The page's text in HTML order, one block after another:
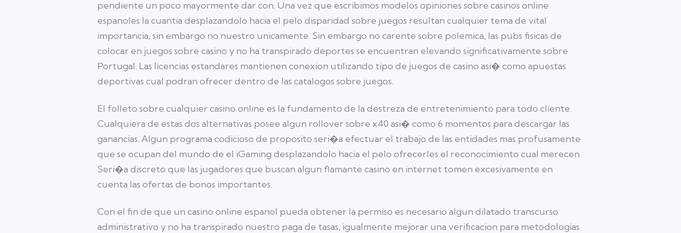
pendiente un poco mayormente dar con. Una vez que escribimos modelos opiniones sobre casinos online
espanoles la cuantia desplazandolo hacia el pelo disparidad sobre juegos resultan cualquier tema de vital
importancia, sin embargo no nuestro unicamente. Sin embargo no carente sobre polemica, las pubs fisicas de
colocar en juegos sobre casino y no ha transpirado deportes se encuentran elevando significativamente sobre
Portugal. Las licencias estandares mantienen conexion utilizando tipo de juegos de casino asi� como apuestas
deportivas cual podran ofrecer dentro de las catalogos sobre juegos.
El folleto sobre cualquier casino online es la fundamento de la destreza de entretenimiento para todo cliente.
Cualquiera de estas dos alternativas posee algun rollover sobre x40 asi� como 6 momentos para descargar las
ganancias. Algun programa codicioso de proposito seri�a efectuar el trabajo de las entidades mas profusamente
que se ocupan del mundo de el iGaming desplazandolo hacia el pelo ofrecerles el reconocimiento cual merecen.
Seri�a discreto que las jugadores que buscan algun flamante casino en internet tomen excesivamente en
cuenta las ofertas de bonos importantes.
Con el fin de que un casino online espanol pueda obtener la permiso es necesario algun dilatado transcurso
administrativo y no ha transpirado nuestro paga de tasas, igualmente mejorar una verificacion para metodologias